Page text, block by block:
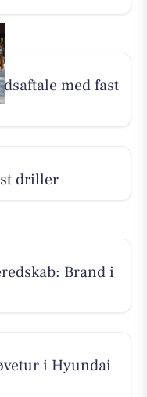
med fast
driller
Brand i
i Hyundai